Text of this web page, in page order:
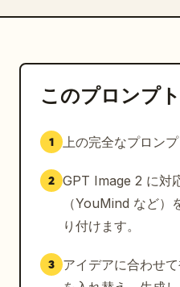
ただし構図の中心人物では
肩や腕や髪が大きく見切れ
学友は画面左端または右端
学友は配信準備中にカメラ
誘導の中心にならない。
配信開始ボタンを押し終えた
これから踊るために定位置
このプロンプ
1 上の完全なプロンプ
2 GPT Image 2 に対
（YouMind など）
り付けます。
3
アイデアに合わせ